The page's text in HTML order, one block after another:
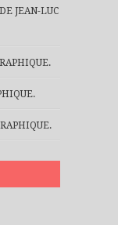
JEAN-LUC